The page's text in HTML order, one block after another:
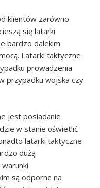
klientów zarówno
się latarki
bardzo dalekim
Latarki taktyczne
prowadzenia
przypadku wojska czy
jest posiadanie
w stanie oświetlić
latarki taktyczne
dużą
są odporne na